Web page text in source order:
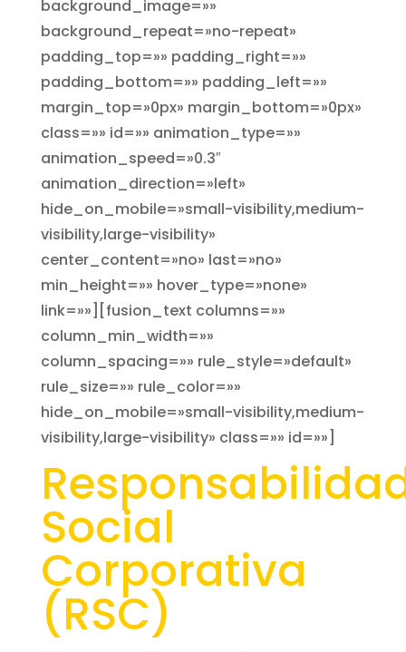
background_image=»»
background_repeat=»no-repeat»
padding_top=»» padding_right=»»
padding_bottom=»» padding_left=»»
margin_top=»0px» margin_bottom=»0px»
class=»» id=»» animation_type=»»
animation_speed=»0.3″
animation_direction=»left»
hide_on_mobile=»small-visibility,medium-
visibility,large-visibility»
center_content=»no» last=»no»
min_height=»» hover_type=»none»
link=»»][fusion_text columns=»»
column_min_width=»»
column_spacing=»» rule_style=»default»
rule_size=»» rule_color=»»
hide_on_mobile=»small-visibility,medium-
visibility,large-visibility» class=»» id=»»]
Social
Corporativa
(RSC)